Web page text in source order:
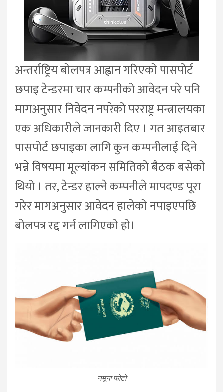
अन्तर्राष्ट्रिय बोलपत्र आह्वान गरिएको पासपोर्ट
छपाइ टेन्डरमा चार कम्पनीको आवेदन परे पनि
मागअनुसार निवेदन नपरेको परराष्ट्र मन्त्रालयका
एक अधिकारीले जानकारी दिए । गत आइतबार
पासपोर्ट छपाइका लागि कुन कम्पनीलाई दिने
भन्ने विषयमा मूल्यांकन समितिको बैठक बसेको
थियो । तर, टेन्डर हाल्ने कम्पनीले मापदण्ड पूरा
गरेर मागअनुसार आवेदन हालेको नपाइएपछि
बोलपत्र रद्द गर्न लागिएको हो।
नमूना फोटो